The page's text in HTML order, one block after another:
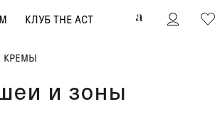
КЛУБ THE ACT
КРЕМЫ
и зоны